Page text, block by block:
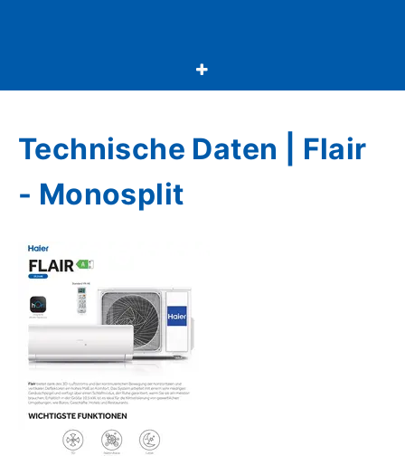
Technische Daten | Flair
- Monosplit